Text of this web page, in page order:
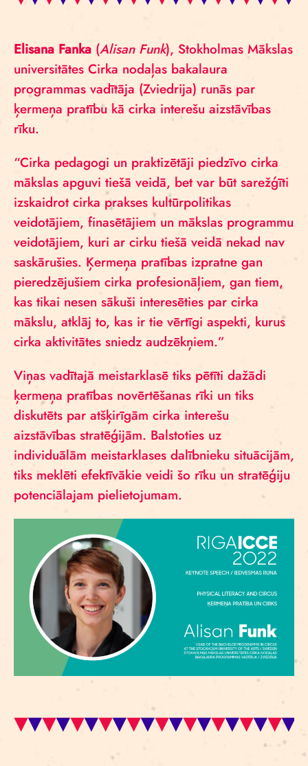
Elisana Fanka (Alisan Funk), Stokholmas Mākslas
universitātes Cirka nodaļas bakalaura
programmas vadītāja (Zviedrija) runās par
ķermeņa pratību kā cirka interešu aizstāvības
rīku.
“Cirka pedagogi un praktizētāji piedzīvo cirka
mākslas apguvi tiešā veidā, bet var būt sarežģīti
izskaidrot cirka prakses kultūrpolitikas
veidotājiem, finasētājiem un mākslas programmu
veidotājiem, kuri ar cirku tiešā veidā nekad nav
saskārušies. Ķermeņa pratības izpratne gan
pieredzējušiem cirka profesionāļiem, gan tiem,
kas tikai nesen sākuši interesēties par cirka
mākslu, atklāj to, kas ir tie vērtīgi aspekti, kurus
cirka aktivitātes sniedz audzēkņiem.”
Viņas vadītajā meistarklasē tiks pētīti dažādi
ķermeņa pratības novērtēšanas rīki un tiks
diskutēts par atšķirīgām cirka interešu
aizstāvības stratēģijām. Balstoties uz
individuālām meistarklases dalībnieku situācijām,
tiks meklēti efektīvākie veidi šo rīku un stratēģiju
potenciālajam pielietojumam.